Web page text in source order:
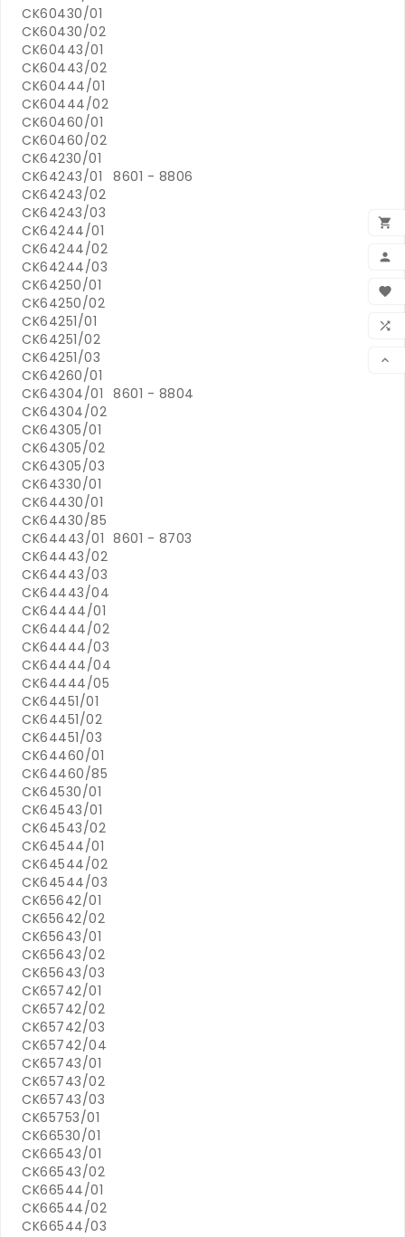





CK60430/01
CK60430/02
CK60443/01
CK60443/02
CK60444/01
CK60444/02
CK60460/01
CK60460/02
CK64230/01
CK64243/01
8601 - 8806
CK64243/02
CK64243/03
CK64244/01
CK64244/02
CK64244/03
CK64250/01
CK64250/02
CK64251/01
CK64251/02
CK64251/03
CK64260/01
CK64304/01 8601 - 8804
CK64304/02
CK64305/01
CK64305/02
CK64305/03
CK64330/01
CK64430/01
CK64430/85
CK64443/01 8601 - 8703
CK64443/02
CK64443/03
CK64443/04
CK64444/01
CK64444/02
CK64444/03
CK64444/04
CK64444/05
CK64451/01
CK64451/02
CK64451/03
CK64460/01
CK64460/85
CK64530/01
CK64543/01
CK64543/02
CK64544/01
CK64544/02
CK64544/03
CK65642/01
CK65642/02
CK65643/01
CK65643/02
CK65643/03
CK65742/01
CK65742/02
CK65742/03
CK65742/04
CK65743/01
CK65743/02
CK65743/03
CK65753/01
CK66530/01
CK66543/01
CK66543/02
CK66544/01
CK66544/02
CK66544/03